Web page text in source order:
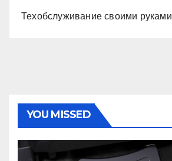
Техобслуживание своими руками
YOU MISSED